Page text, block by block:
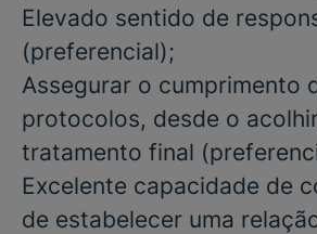
Elevado sentido de
(preferencial);
Assegurar o cumprimento
protocolos, desde o
tratamento final
Excelente capacidade de
de estabelecer uma